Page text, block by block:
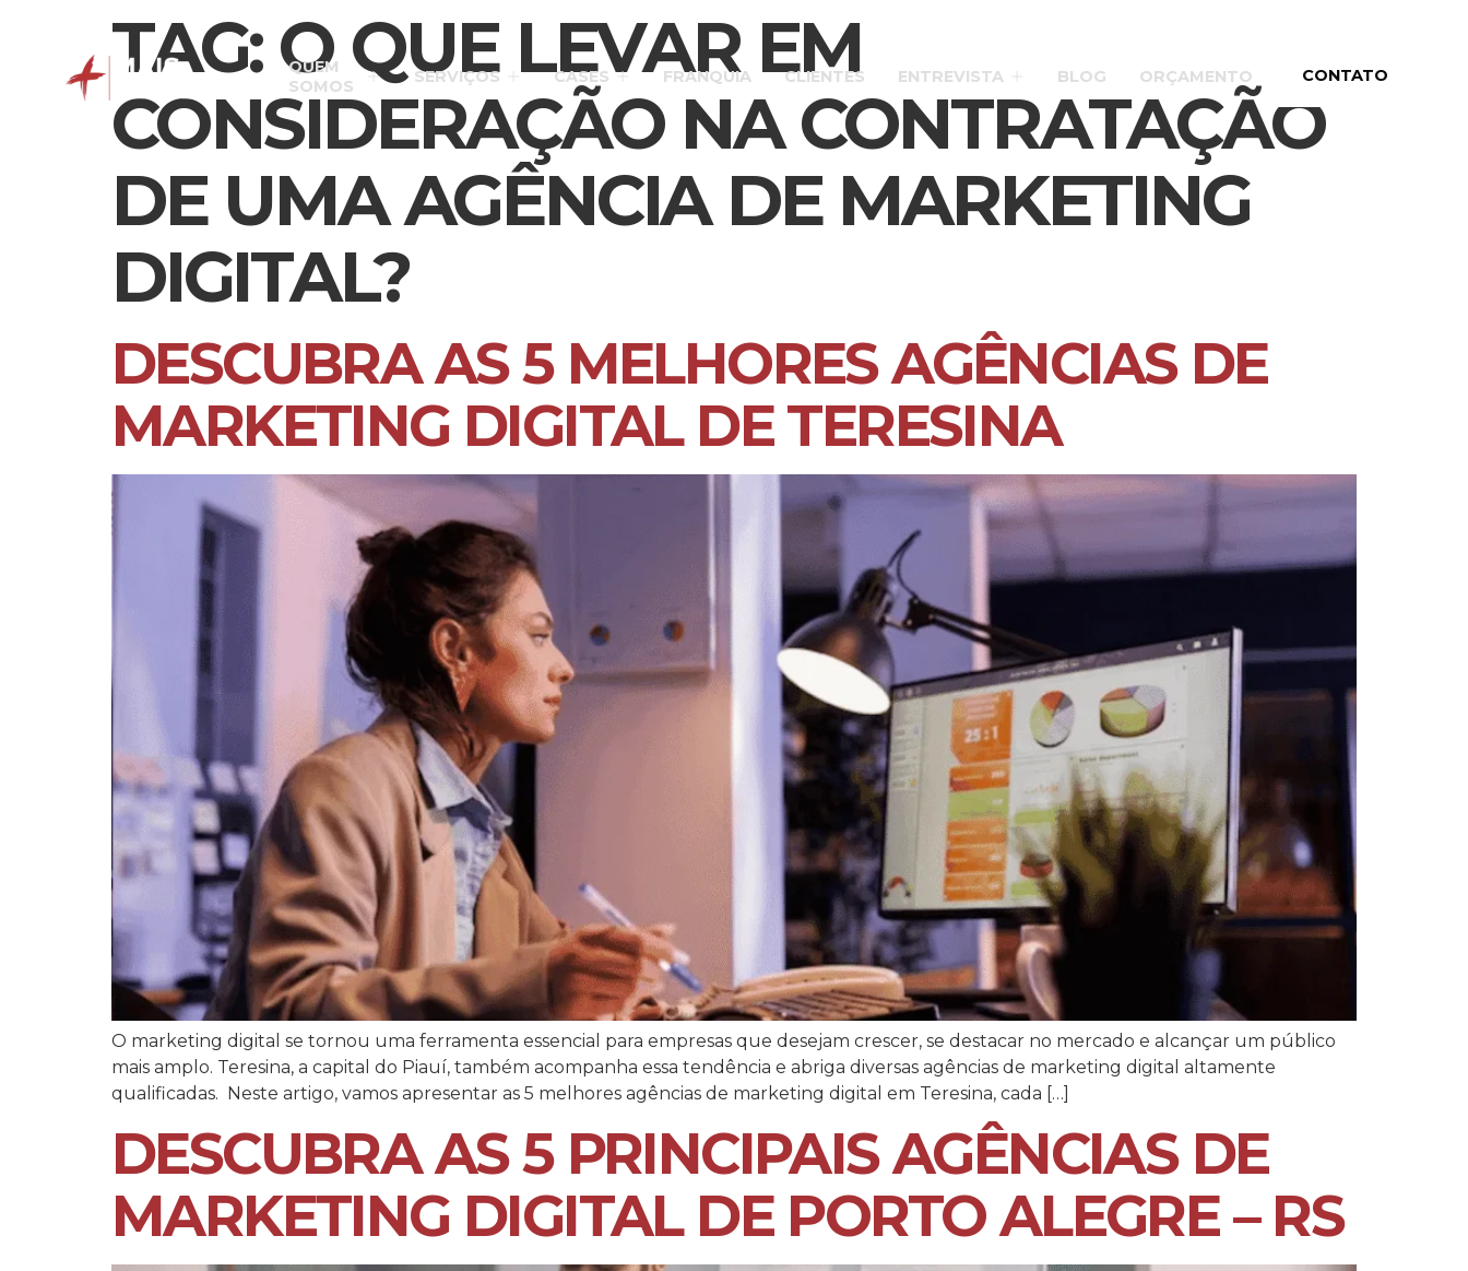
QUEM
SOMOS
SERVIÇOS CASES FRANQUIA CLIENTES ENTREVISTA BLOG ORÇAMENTO CONTATO
TAG: O QUE LEVAR EM
CONSIDERAÇÃO NA CONTRATAÇÃO
DE UMA AGÊNCIA DE MARKETING
DIGITAL?
DESCUBRA AS 5 MELHORES AGÊNCIAS DE
MARKETING DIGITAL DE TERESINA
O marketing digital se tornou uma ferramenta essencial para empresas que desejam crescer, se destacar no mercado e alcançar um público
mais amplo. Teresina, a capital do Piauí, também acompanha essa tendência e abriga diversas agências de marketing digital altamente
qualificadas. Neste artigo, vamos apresentar as 5 melhores agências de marketing digital em Teresina, cada […]
DESCUBRA AS 5 PRINCIPAIS AGÊNCIAS DE
MARKETING DIGITAL DE PORTO ALEGRE – RS